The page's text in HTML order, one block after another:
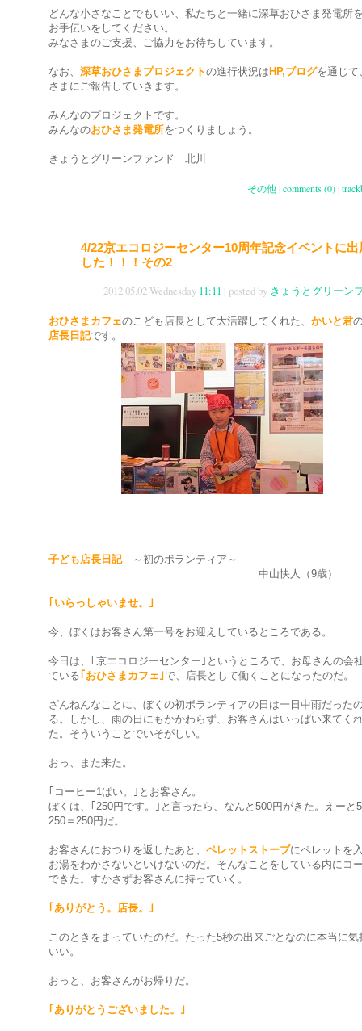
どんな小さなことでもいい、私たちと一緒に深草おひさま発電所
お手伝いをしてください。
みなさまのご支援、ご協力をお待ちしています。
なお、 深草おひさまプロジェクトの進行状況は HP,ブログを通じて
さまにご報告していきます。
みんなのプロジェクトです。
みんなのおひさま発電所をつくりましょう。
きょうとグリーンファンド 北川
その他 |comments (0) |
4/22京エコロジーセンター10周年記念イベントに出
した！！！その2
2012.05.02 Wednesday 11:11 | posted by きょうとグリーン
おひさまカフェのこども店長として大活躍してくれた、 かいと君
店長日記です。
子ども店長日記～初のボランティア～
中山快人（9歳）
｢いらっしゃいませ。｣
今、ぼくはお客さん第一号をお迎えしているところである。
今日は、｢京エコロジーセンター｣というところで、お母さんの会
ている｢おひさまカフェ｣ で、店長として働くことになったのだ。
ざんねんなことに、ぼくの初ボランティアの日は一日中雨だった
る。しかし、雨の日にもかかわらず、お客さんはいっぱい来てく
た。そういうことでいそがしい。
おっ、また来た。
｢コーヒー1ぱい。｣とお客さん。
ぼくは、｢250円です。｣と言ったら、なんと500円がきた。えーと
250＝250円だ。
お客さんにおつりを返したあと、 ペレットストーブにペレットを
お湯をわかさないといけないのだ。そんなことをしている内にコ
できた。すかさずお客さんに持っていく。
｢ありがとう。店長。｣
このときをまっていたのだ。たった5秒の出来ごとなのに本当に気
いい。
おっと、お客さんがお帰りだ。
｢ありがとうございました。｣